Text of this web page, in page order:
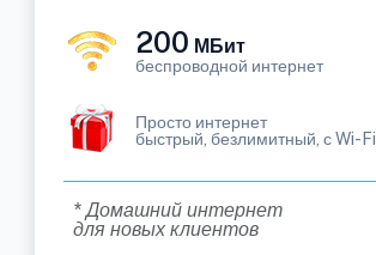
200 МБит
беспроводной интернет
Просто интернет
быстрый, безлимитный, с Wi-Fi
* Домашний интернет
для новых клиентов